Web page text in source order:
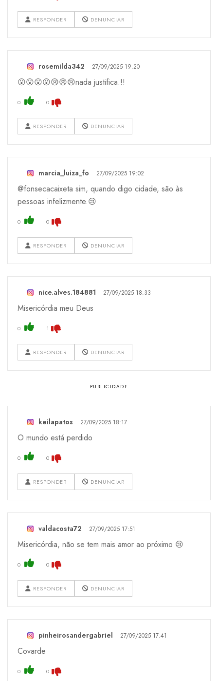
RESPONDER DENUNCIAR
rosemilda342 27/09/2025 19:20
😮😮😮😮😢😢😢nada justifica.!!
0 0
RESPONDER DENUNCIAR
marcia_luiza_fo 27/09/2025 19:02
@fonsecacaixeta sim, quando digo cidade, são às
pessoas infelizmente.😢
0 0
RESPONDER DENUNCIAR
nice.alves.184881 27/09/2025 18:33
Misericórdia meu Deus
0 1
RESPONDER DENUNCIAR
keilapatos 27/09/2025 18:17
O mundo está perdido
0 0
RESPONDER DENUNCIAR
valdacosta72 27/09/2025 17:51
Misericórdia, não se tem mais amor ao próximo 😢
0 0
RESPONDER DENUNCIAR
pinheirosandergabriel 27/09/2025 17:41
Covarde
0 0